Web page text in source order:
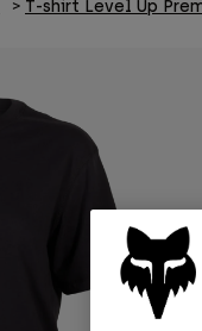
T-shirt Level Up